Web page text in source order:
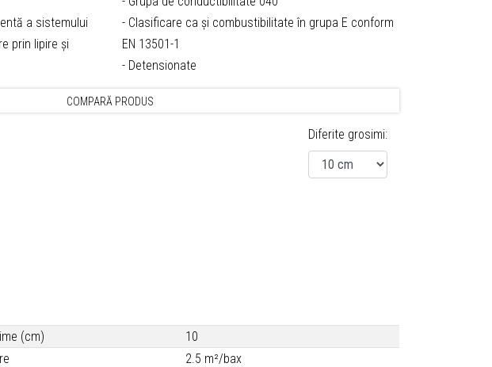
a sistemului
prin lipire și
- Clasificare ca și combustibilitate în grupa E conform
EN 13501-1
- Detensionate
COMPARĂ PRODUS
Diferite grosimi:
(cm)
10
2.5 m²/bax